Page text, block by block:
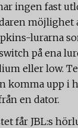
ingen fast
möjlighet
lurarna
på ena
eller low.
komma upp i
en dator.
får JBL:s